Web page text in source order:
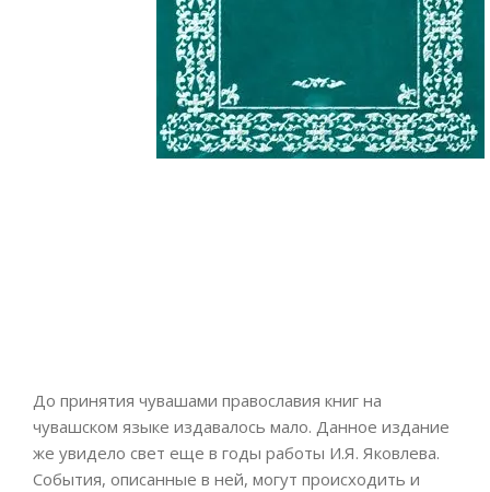
До принятия чувашами православия книг на
чувашском языке издавалось мало. Данное издание
же увидело свет еще в годы работы И.Я. Яковлева.
События, описанные в ней, могут происходить и